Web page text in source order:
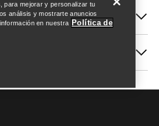
para mejorar y personalizar tu
análisis y mostrarte anuncios
en nuestra Política de